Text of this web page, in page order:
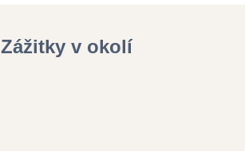
Zážitky v okolí